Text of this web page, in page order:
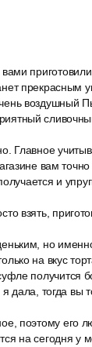
прекрасным
воздушный
Главное
вам
и
взять,
но
на вкус
дала, тогда
поэтому его
на сегодня